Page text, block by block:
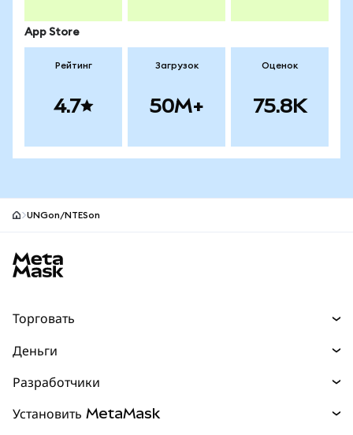
App Store
Рейтинг
4.7
Загрузок
50M+
Оценок
75.8K
UNGon/NTESon
Торговать
Прогнозы
Перпы НОВИНКА
Деньги
mUSD
Разработчики
Установить MetaMask